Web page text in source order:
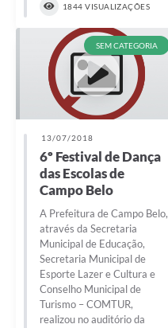
1844 VISUALIZAÇÕES
SEM CATEGORIA
13/07/2018
6º Festival de Dança
das Escolas de
Campo Belo
A Prefeitura de Campo Belo,
através da Secretaria
Municipal de Educação,
Secretaria Municipal de
Esporte Lazer e Cultura e
Conselho Municipal de
Turismo – COMTUR,
realizou no auditório da